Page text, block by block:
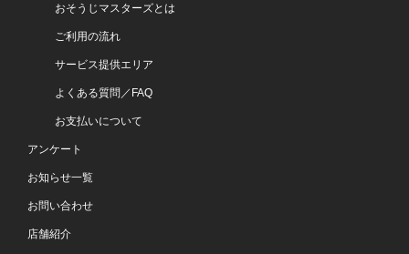
おそうじマスターズとは
ご利用の流れ
サービス提供エリア
よくある質問／FAQ
お支払いについて
アンケート
お知らせ一覧
お問い合わせ
店舗紹介